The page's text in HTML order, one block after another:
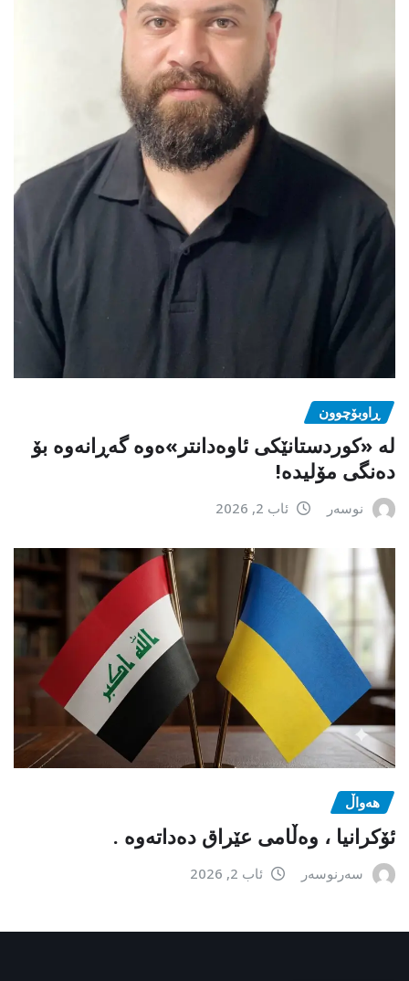
ڕاوبۆچوون
لە «کوردستانێکی ئاوەدانتر»ەوە گەڕانەوە بۆ
دەنگی مۆلیدە!
نوسەر ئاب 2, 2026
هەواڵ
ئۆکرانیا ، وەڵامی عێراق دەداتەوە .
سەرنوسەر ئاب 2, 2026